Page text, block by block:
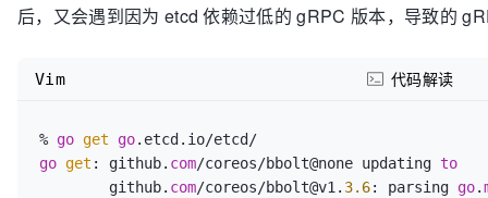
后，又会遇到因为 etcd 依赖过低的 gRPC 版本，导致的
% go get go
go get : github. com/coreos/bbolt@none updating to
	github.
com/coreos/bbolt@v1. 3.6: parsing go.
Vim 代码解读